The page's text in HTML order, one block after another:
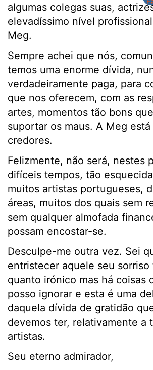
algumas colegas suas,
elevadíssimo nível
Meg.
Sempre achei que nós,
temos uma enorme dívida,
verdadeiramente paga, para
que nos oferecem, com as
artes, momentos tão bons
suportar os maus. A Meg
credores.
Felizmente, não será, nestes
difíceis tempos, tão
muitos artistas portugueses,
áreas, muitos dos quais sem
sem qualquer almofada
possam encostar-se.
Desculpe-me outra vez. Sei
entristecer aquele seu
quanto irónico mas há coisas
posso ignorar e esta é uma
daquela dívida de gratidão
devemos ter, relativamente a
artistas.
Seu eterno admirador,